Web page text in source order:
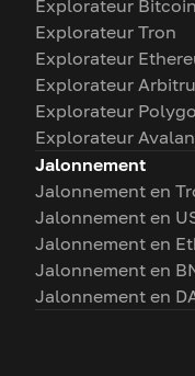
Explorateur Bitcoin
Explorateur Tron
Explorateur
Explorateur
Explorateur
Explorateur
Jalonnement
Jalonnement en
Jalonnement en
Jalonnement en
Jalonnement en
Jalonnement en